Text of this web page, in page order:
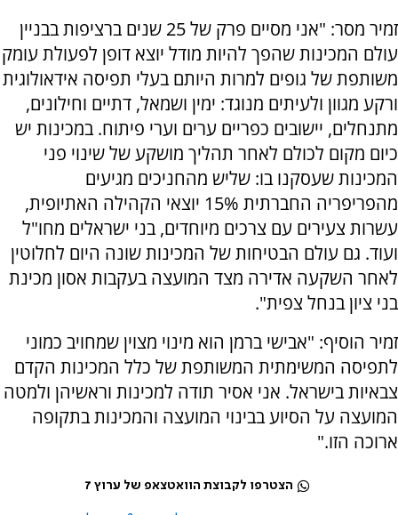
זמיר מסר: "אני מסיים פרק של 25 שנים ברציפות בבניין
עולם המכינות שהפך להיות מודל יוצא דופן לפעולת עומק
משותפת של גופים למרות היותם בעלי תפיסה אידאולוגית
ורקע מגוון ולעיתים מנוגד: ימין ושמאל, דתיים וחילונים,
מתנחלים, יישובים כפריים ערים וערי פיתוח. במכינות יש
כיום מקום לכולם לאחר תהליך מושקע של שינוי פני
המכינות שעסקנו בו: שליש מהחניכים מגיעים
מהפריפריה החברתית 15% יוצאי הקהילה האתיופית,
עשרות צעירים עם צרכים מיוחדים, בני ישראלים מחו"ל
ועוד. גם עולם הבטיחות של המכינות שונה היום לחלוטין
לאחר השקעה אדירה מצד המועצה בעקבות אסון מכינת
בני ציון בנחל צפית".
זמיר הוסיף: "אבישי ברמן הוא מינוי מצוין שמחויב כמוני
לתפיסה המשימתית המשותפת של כלל המכינות הקדם
צבאיות בישראל. אני אסיר תודה למכינות וראשיהן ולמטה
המועצה על הסיוע בבינוי המועצה והמכינות בתקופה
ארוכה הזו."
הצטרפו לקבוצת הוואטצאפ של ערוץ 7